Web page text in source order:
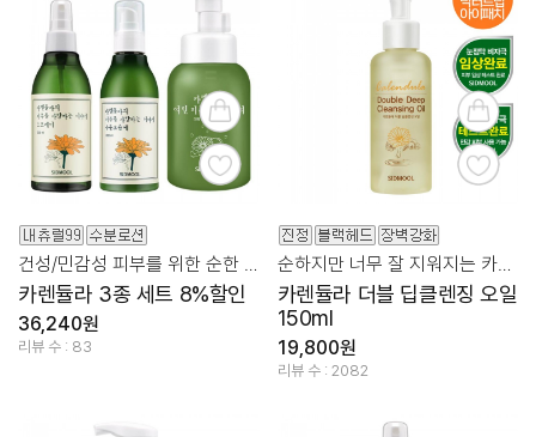
카렌듈라 3종 세트 8%할인
36,240원
리뷰 수 : 83
순하지만 너무 잘 지워지는 카렌둘라꽃오일 45%
카렌듈라 더블 딥클렌징 오일
150ml
19,800원
리뷰 수 : 2082